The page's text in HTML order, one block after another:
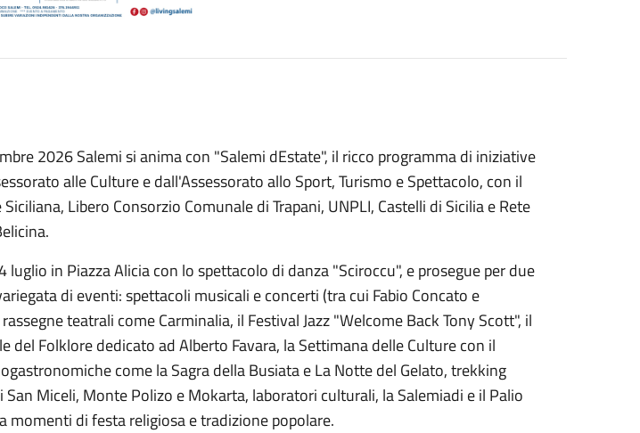
2026 Salemi si anima con "Salemi dEstate", il ricco programma di iniziative
alle Culture e dall'Assessorato allo Sport, Turismo e Spettacolo, con il
Libero Consorzio Comunale di Trapani, UNPLI, Castelli di Sicilia e Rete
luglio in Piazza Alicia con lo spettacolo di danza "Sciroccu", e prosegue per due
di eventi: spettacoli musicali e concerti (tra cui Fabio Concato e
teatrali come Carminalia, il Festival Jazz "Welcome Back Tony Scott", il
del Folklore dedicato ad Alberto Favara, la Settimana delle Culture con il
come la Sagra della Busiata e La Notte del Gelato, trekking
Miceli, Monte Polizo e Mokarta, laboratori culturali, la Salemiadi e il Palio
momenti di festa religiosa e tradizione popolare.